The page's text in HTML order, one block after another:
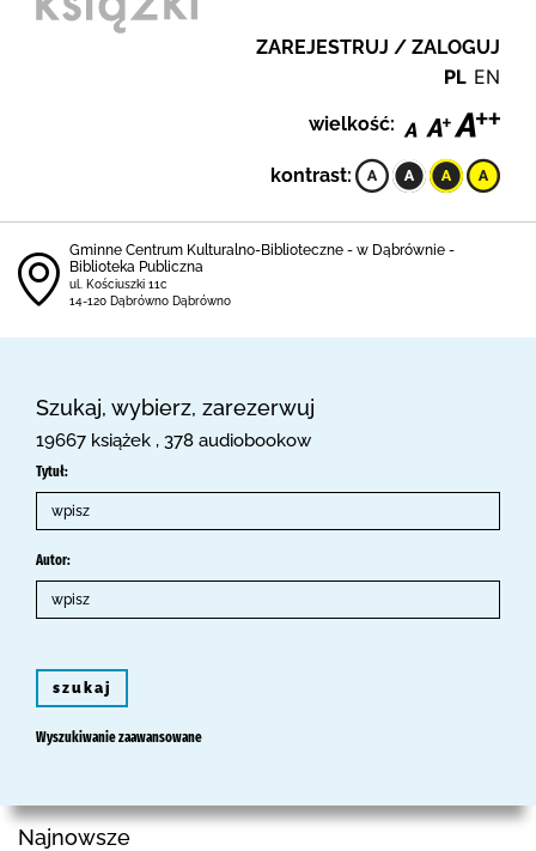
ZAREJESTRUJ / ZALOGUJ
PL EN
wielkość:
kontrast:
Gminne Centrum Kulturalno-Biblioteczne - w Dąbrównie -
Biblioteka Publiczna
ul. Kościuszki 11c
14-120 Dąbrówno Dąbrówno
Szukaj, wybierz, zarezerwuj
19667 książek , 378 audiobookow
Tytuł:
Autor:
szukaj
Wyszukiwanie zaawansowane
Najnowsze